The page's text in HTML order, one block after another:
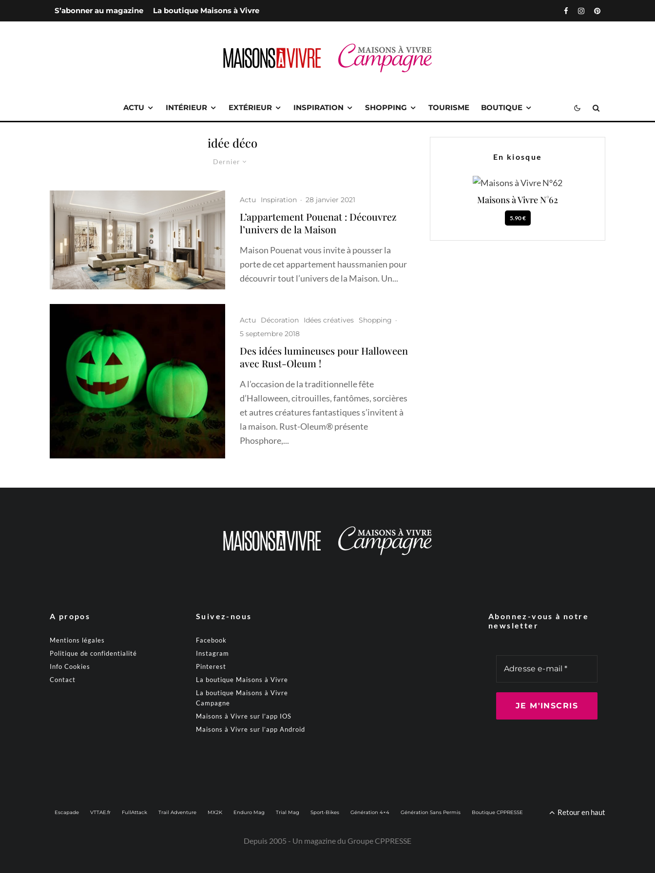
S’abonner au magazine La boutique Maisons à Vivre
ACTU INTÉRIEUR EXTÉRIEUR INSPIRATION SHOPPING TOURISME BOUTIQUE
idée déco
Dernier
Actu Inspiration · 28 janvier 2021
L’appartement Pouenat : Découvrez
l’univers de la Maison
Maison Pouenat vous invite à pousser la
porte de cet appartement haussmanien pour
découvrir tout l’univers de la Maison. Un...
Actu Décoration Idées créatives Shopping ·
5 septembre 2018
Des idées lumineuses pour Halloween
avec Rust-Oleum !
A l’occasion de la traditionnelle fête
d’Halloween, citrouilles, fantômes, sorcières
et autres créatures fantastiques s’invitent à
la maison. Rust-Oleum® présente
Phosphore,...
En kiosque
Maisons à Vivre N°62
5.90 €
A propos
Mentions légales
Politique de confidentialité
Info Cookies
Contact
Suivez-nous
Facebook
Instagram
Pinterest
La boutique Maisons à Vivre
La boutique Maisons à Vivre
Campagne
Maisons à Vivre sur l’app IOS
Maisons à Vivre sur l’app Android
Abonnez-vous à notre
newsletter
Escapade VTTAE.fr FullAttack Trail Adventure MX2K Enduro Mag Trial Mag Sport-Bikes Génération 4×4 Génération Sans Permis Boutique CPPRESSE Retour en haut
Depuis 2005 - Un magazine du Groupe CPPRESSE